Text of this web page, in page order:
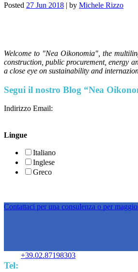
Posted 27 Jun 2018 | by Michele Rizzo
Welcome to "Nea Oikonomia", the
construction, public procurement, energy
a close eye on sustainability and
Segui il nostro Blog “Nea
Indirizzo Email:
Lingue
Italiano
Inglese
Greco
Contattaci per una consulenza o per
Tel:
+39.02.87198303